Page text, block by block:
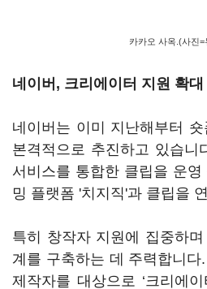
카카오 사옥.(사진=
네이버, 크리에이터 지원 확대
네이버는 이미 지난해부터
본격적으로 추진하고 있습니
서비스를 통합한 클립을 운영
밍 플랫폼 '치지직'과 클립을
특히 창작자 지원에 집중하
계를 구축하는 데 주력합니
제작자를 대상으로 ‘크리에